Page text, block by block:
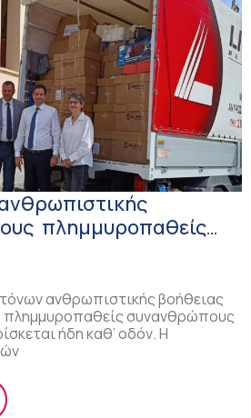
πλημμυροπαθείς
ανθρωπιστικής βοήθειας
πλημμυροπαθείς συνανθρώπους
ήδη καθ’ οδόν. Η